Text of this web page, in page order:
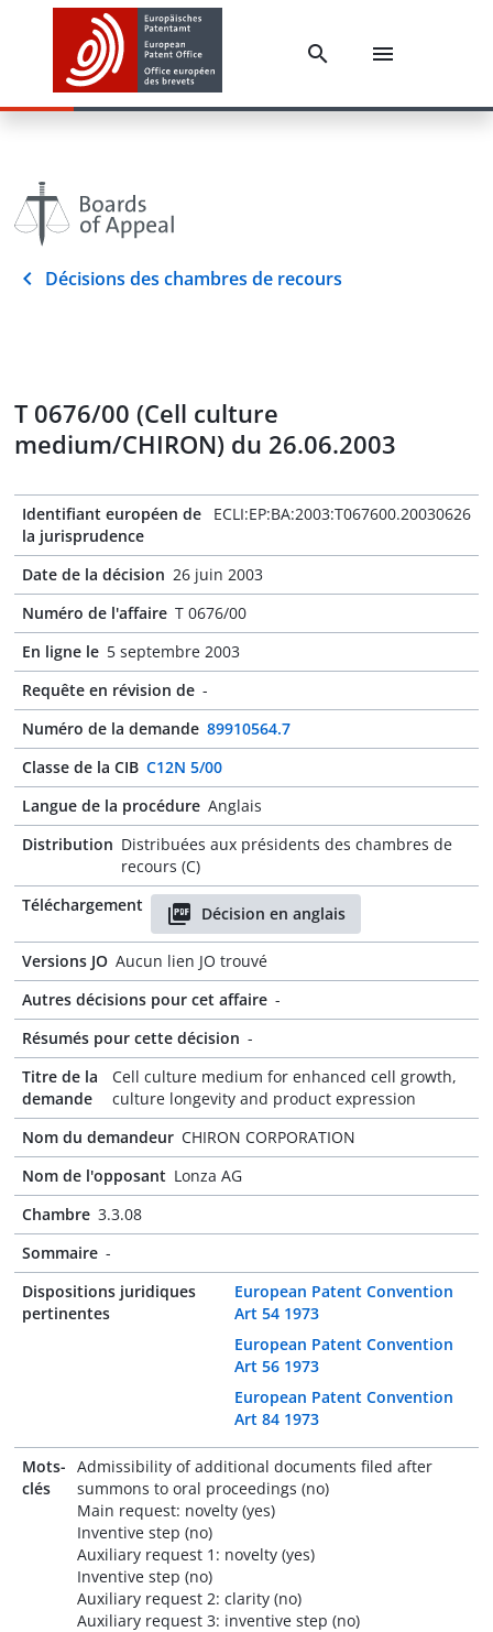
Décisions des chambres de recours
T 0676/00 (Cell culture
medium/CHIRON) du 26.06.2003
Identifiant européen de
la jurisprudence
ECLI:EP:BA:2003:T067600.20030626
Date de la décision 26 juin 2003
Numéro de l'affaire T 0676/00
En ligne le 5 septembre 2003
Requête en révision de -
Numéro de la demande 89910564.7
Classe de la CIB C12N 5/00
Langue de la procédure Anglais
Distribution Distribuées aux présidents des chambres de
recours (C)
Téléchargement
Décision en anglais
Versions JO Aucun lien JO trouvé
Autres décisions pour cet affaire -
Résumés pour cette décision -
Titre de la
demande
Cell culture medium for enhanced cell growth,
culture longevity and product expression
Nom du demandeur CHIRON CORPORATION
Nom de l'opposant Lonza AG
Chambre 3.3.08
Sommaire -
Dispositions juridiques
pertinentes
European Patent Convention
Art 54 1973
European Patent Convention
Art 56 1973
European Patent Convention
Art 84 1973
Mots-
clés
Admissibility of additional documents filed after
summons to oral proceedings (no)
Main request: novelty (yes)
Inventive step (no)
Auxiliary request 1: novelty (yes)
Inventive step (no)
Auxiliary request 2: clarity (no)
Auxiliary request 3: inventive step (no)